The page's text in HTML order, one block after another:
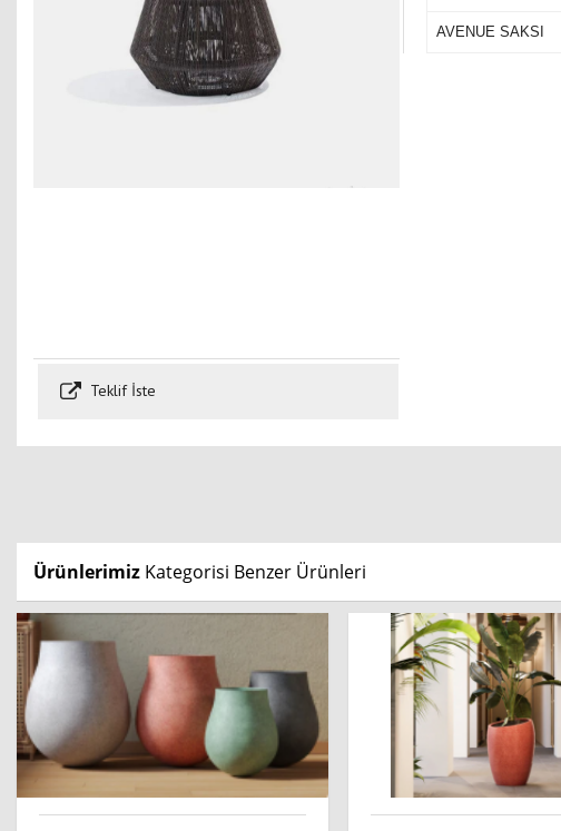
Teklif İste
AVENUE SAKSI
Ürünlerimiz Kategorisi Benzer Ürünleri